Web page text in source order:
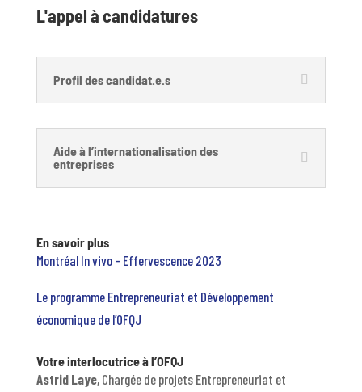
L'appel à candidatures
Profil des candidat.e.s
Aide à l’internationalisation des
entreprises
En savoir plus
Montréal In vivo – Effervescence 2023
Le programme Entrepreneuriat et Développement
économique de l’OFQJ
Votre interlocutrice à l’OFQJ
Astrid Laye, Chargée de projets Entrepreneuriat et